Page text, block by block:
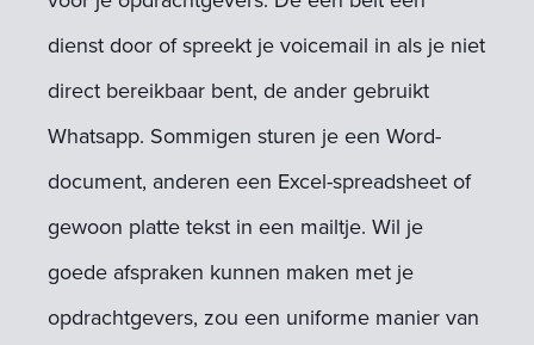
dienst door of spreekt je voicemail in als je niet
direct bereikbaar bent, de ander gebruikt
Whatsapp. Sommigen sturen je een Word-
document, anderen een Excel-spreadsheet of
gewoon platte tekst in een mailtje. Wil je
goede afspraken kunnen maken met je
opdrachtgevers, zou een uniforme manier van